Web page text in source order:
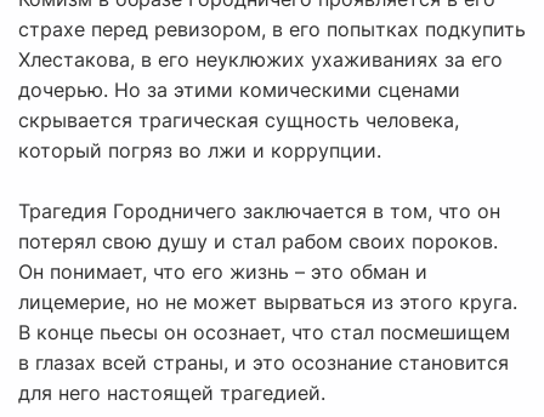
страхе перед ревизором, в его попытках подкупить
Хлестакова, в его неуклюжих ухаживаниях за его
дочерью. Но за этими комическими сценами
скрывается трагическая сущность человека,
который погряз во лжи и коррупции.
Трагедия Городничего заключается в том, что он
потерял свою душу и стал рабом своих пороков.
Он понимает, что его жизнь – это обман и
лицемерие, но не может вырваться из этого круга.
В конце пьесы он осознает, что стал посмешищем
в глазах всей страны, и это осознание становится
для него настоящей трагедией.